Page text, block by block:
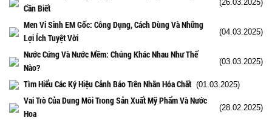
Cần Biết
(26.03.2025)
Men Vi Sinh EM Gốc: Công Dụng, Cách Dùng Và Những
Lợi Ích Tuyệt Vời
(04.03.2025)
Nước Cứng Và Nước Mềm: Chúng Khác Nhau Như Thế
Nào?
(03.03.2025)
Tìm Hiểu Các Ký Hiệu Cảnh Báo Trên Nhãn Hóa Chất (01.03.2025)
Vai Trò Của Dung Môi Trong Sản Xuất Mỹ Phẩm Và Nước
Hoa
(28.02.2025)